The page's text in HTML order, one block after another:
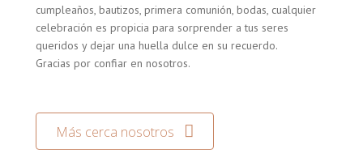
cumpleaños, bautizos, primera comunión, bodas, cualquier
celebración es propicia para sorprender a tus seres
queridos y dejar una huella dulce en su recuerdo.
Gracias por confiar en nosotros.
Más cerca nosotros